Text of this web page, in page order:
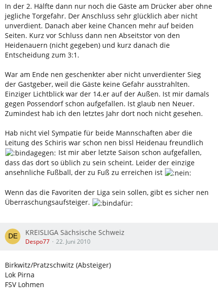
In der 2. Hälfte dann nur noch die Gäste am Drücker aber ohne
jegliche Torgefahr. Der Anschluss sehr glücklich aber nicht
unverdient. Danach aber keine Chancen mehr auf beiden
Seiten. Kurz vor Schluss dann nen Abseitstor von den
Heidenauern (nicht gegeben) und kurz danach die
Entscheidung zum 3:1.
War am Ende nen geschenkter aber nicht unverdienter Sieg
der Gastgeber, weil die Gäste keine Gefahr ausstrahlten.
Einziger Lichtblick war der 14.er auf der Außen. Ist mir damals
gegen Possendorf schon aufgefallen. Ist glaub nen Neuer.
Zumindest hab ich den letztes Jahr dort noch nicht gesehen.
Hab nicht viel Sympatie für beide Mannschaften aber die
Leitung des Schiris war schon nen bissl Heidenau freundlich
Ist mir aber letzte Saison schon aufgefallen,
dass das dort so üblich zu sein scheint. Leider der einzige
ansehnliche Fußball, der zu Fuß zu erreichen ist
Wenn das die Favoriten der Liga sein sollen, gibt es sicher nen
Überraschungsaufsteiger.
KREISLIGA Sächsische Schweiz
Despo77 22. Juni 2010
Birkwitz/Pratzschwitz (Absteiger)
Lok Pirna
FSV Lohmen